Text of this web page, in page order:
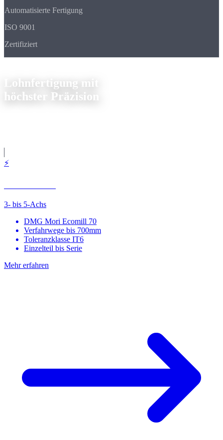
Automatisierte Fertigung
ISO 9001
Zertifiziert
Lohnfertigung mit
höchster Präzision
⚡
3- bis 5-Achs
DMG Mori Ecomill 70
Verfahrwege bis 700mm
Toleranzklasse IT6
Einzelteil bis Serie
Mehr erfahren